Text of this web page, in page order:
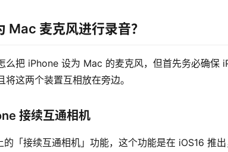
Mac 麦克风进行录音？
么把 iPhone 设为 Mac 的麦克风，但首先务必确保
这两个装置互相放在旁边。
接续互通相机
「接续互通相机」功能，这个功能是在 iOS16 推